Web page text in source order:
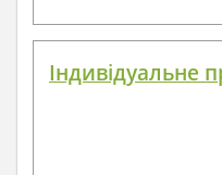
Індивідуальне